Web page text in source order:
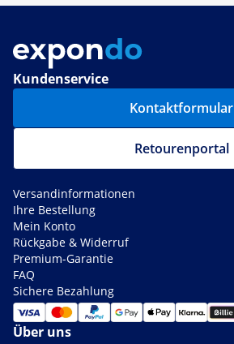
Kundenservice
Kontaktformular
Retourenportal
Versandinformationen
Ihre Bestellung
Mein Konto
Rückgabe & Widerruf
Premium-Garantie
FAQ
Sichere Bezahlung
Über uns